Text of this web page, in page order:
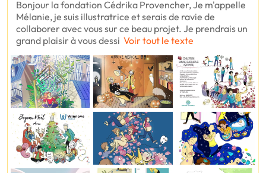
Bonjour la fondation Cédrika Provencher, Je m'appelle
Mélanie, je suis illustratrice et serais de ravie de
collaborer avec vous sur ce beau projet. Je prendrais un
grand plaisir à vous dessi Voir tout le texte